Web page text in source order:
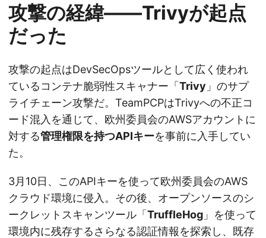
攻撃の経緯——Trivyが起点
だった
攻撃の起点はDevSecOpsツールとして広く使われ
ているコンテナ脆弱性スキャナー「 Trivy 」のサプ
ライチェーン攻撃だ。TeamPCPはTrivyへの不正コ
ード混入を通じて、欧州委員会のAWSアカウントに
対する管理権限を持つAPIキーを事前に入手してい
た。
3月10日、このAPIキーを使って欧州委員会のAWS
クラウド環境に侵入。その後、オープンソースのシ
ークレットスキャンツール「 TruffleHog 」を使って
環境内に残存するさらなる認証情報を探索し、既存